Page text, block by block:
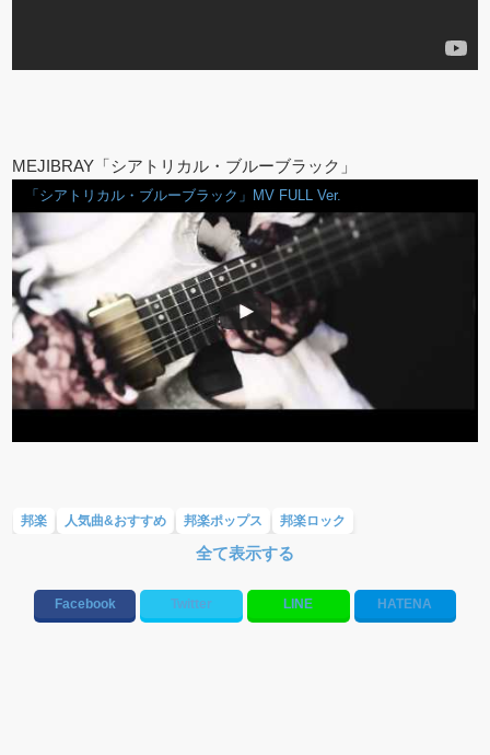
MEJIBRAY「シアトリカル・ブルーブラック」
「シアトリカル・ブルーブラック」MV FULL Ver.
邦楽 人気曲&おすすめ 邦楽ポップス 邦楽ロック
K-POP(男性・女性)
ヴィジュアル系(V系) 2017年邦楽の人気&おすすめ【音楽一覧特集】
全て表示する
Facebook Twitter LINE HATENA